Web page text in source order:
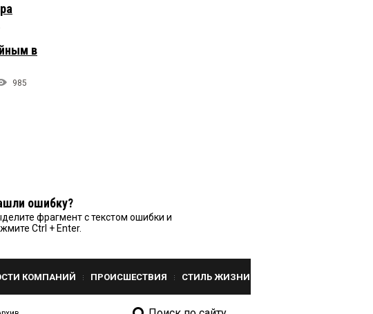
в
985
ошибку?
фрагмент с текстом ошибки и
Ctrl + Enter.
КОМПАНИЙ ПРОИСШЕСТВИЯ СТИЛЬ ЖИЗНИ